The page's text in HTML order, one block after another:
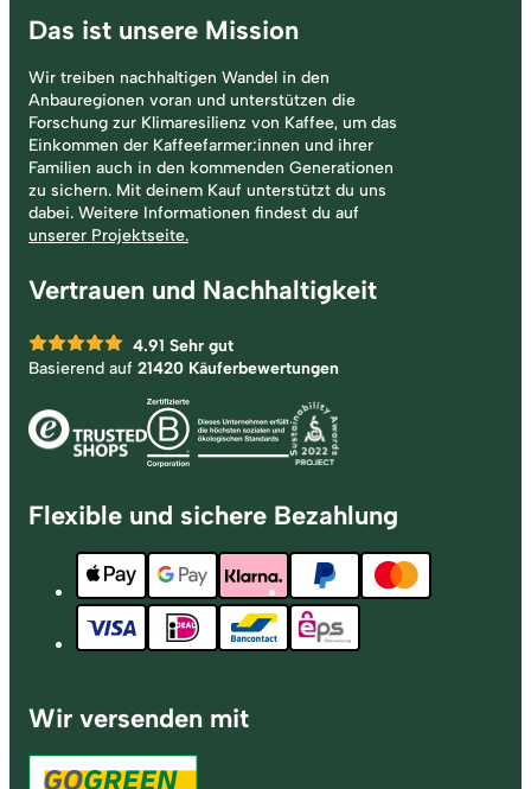
Das ist unsere Mission
Wir treiben nachhaltigen Wandel in den
Anbauregionen voran und unterstützen die
Forschung zur Klimaresilienz von Kaffee, um das
Einkommen der Kaffeefarmer:innen und ihrer
Familien auch in den kommenden Generationen
zu sichern. Mit deinem Kauf unterstützt du uns
dabei. Weitere Informationen findest du auf
unserer Projektseite.
Vertrauen und Nachhaltigkeit
4.91 Sehr gut
Basierend auf 21420 Käuferbewertungen
Flexible und sichere Bezahlung
Wir versenden mit